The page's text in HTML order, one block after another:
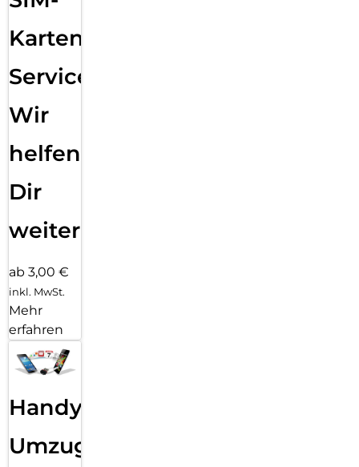
Karten
Service:
Wir
helfen
Dir
weiter
ab 3,00 €
inkl. MwSt.
Mehr
erfahren
Handy
Umzug